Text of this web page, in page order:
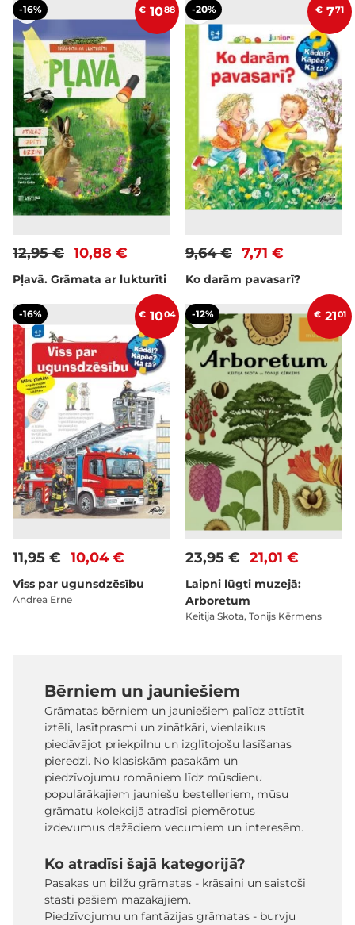
-16% € 1088
10,88 €
12,95 €
Pļavā. Grāmata ar lukturīti
-20% € 771
7,71 €
9,64 €
Ko darām pavasarī?
-16% € 1004
10,04 €
11,95 €
Viss par ugunsdzēsību
Andrea Erne
-12% € 2101
21,01 €
23,95 €
Laipni lūgti muzejā:
Arboretum
Keitija Skota, Tonijs Kērmens
Bērniem un jauniešiem
Grāmatas bērniem un jauniešiem palīdz attīstīt
iztēli, lasītprasmi un zinātkāri, vienlaikus
piedāvājot priekpilnu un izglītojošu lasīšanas
pieredzi. No klasiskām pasakām un
piedzīvojumu romāniem līdz mūsdienu
populārākajiem jauniešu bestelleriem, mūsu
grāmatu kolekcijā atradīsi piemērotus
izdevumus dažādiem vecumiem un interesēm.
Ko atradīsi šajā kategorijā?
Pasakas un bilžu grāmatas - krāsaini un saistoši
stāsti pašiem mazākajiem.
Piedzīvojumu un fantāzijas grāmatas - burvju